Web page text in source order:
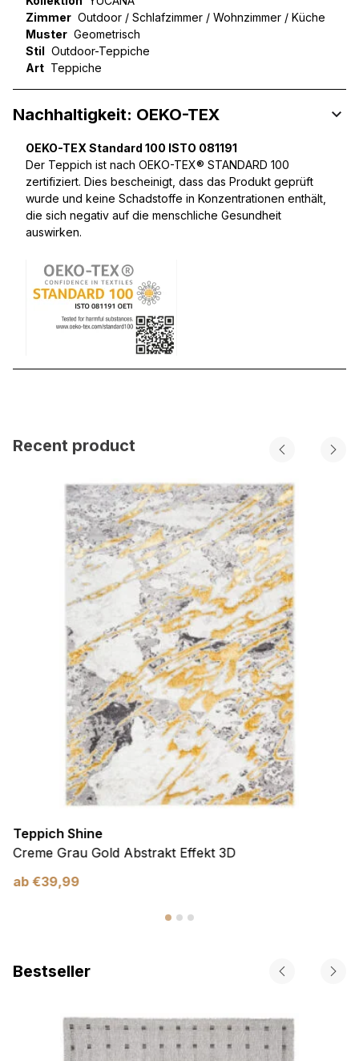
Zimmer Outdoor / Schlafzimmer / Wohnzimmer / Küche
Muster Geometrisch
Stil Outdoor-Teppiche
Art Teppiche
Nachhaltigkeit: OEKO-TEX
OEKO-TEX Standard 100 ISTO 081191
Der Teppich ist nach OEKO-TEX® STANDARD 100
zertifiziert. Dies bescheinigt, dass das Produkt geprüft
wurde und keine Schadstoffe in Konzentrationen enthält,
die sich negativ auf die menschliche Gesundheit
auswirken.
Recent product
Teppich Shine
Creme Grau Gold Abstrakt Effekt 3D
ab €39,99
Bestseller